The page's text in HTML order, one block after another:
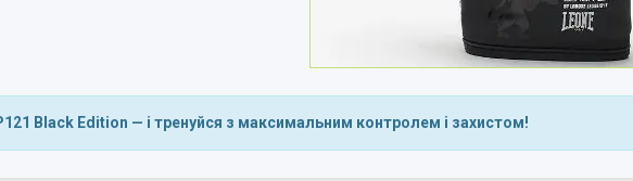
Black Edition — і тренуйся з максимальним контролем і захистом!